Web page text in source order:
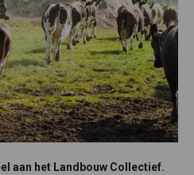
aan het Landbouw Collectief.